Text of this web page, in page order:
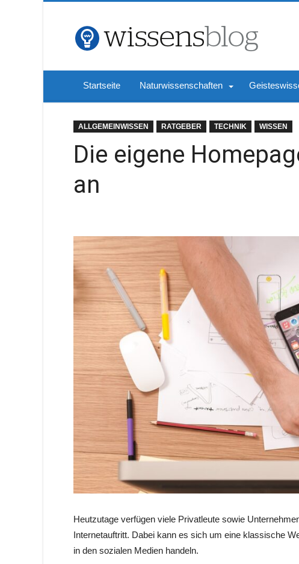
Startseite Naturwissenschaften
ALLGEMEINWISSEN RATGEBER TECHNIK WISSEN
Die eigene
an
Heutzutage verfügen viele Privatleute sowie
Internetauftritt. Dabei kann es sich um eine klassische
in den sozialen Medien handeln.